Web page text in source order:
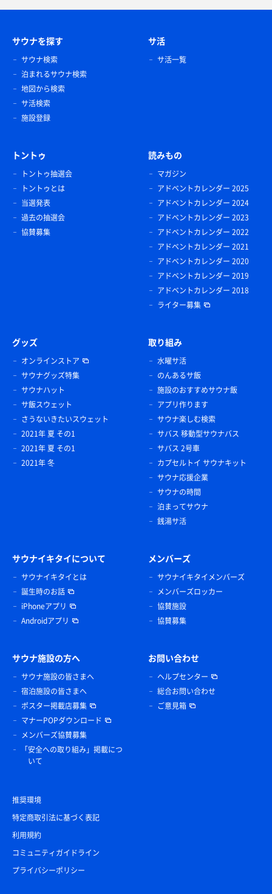
初見は二ノ丸つけ麺一択です！🍜
塩麹サムギョプサル定食
期間限定で1180円の塩麹サムギョプサル定食を食べま
した。
サウナを探す
サウナ検索
泊まれるサウナ検索
地図から検索
サ活検索
施設登録
サ活
サ活一覧
トントゥ
トントゥ抽選会
トントゥとは
当選発表
過去の抽選会
協賛募集
読みもの
マガジン
アドベントカレンダー 2025
アドベントカレンダー 2024
アドベントカレンダー 2023
アドベントカレンダー 2022
アドベントカレンダー 2021
アドベントカレンダー 2020
アドベントカレンダー 2019
アドベントカレンダー 2018
ライター募集
グッズ
オンラインストア
サウナグッズ特集
サウナハット
サ飯スウェット
さうないきたいスウェット
2021年 夏 その1
2021年 夏 その1
2021年 冬
取り組み
水曜サ活
のんあるサ飯
施設のおすすめサウナ飯
アプリ作ります
サウナ楽しむ検索
サバス 移動型サウナバス
サバス 2号車
カプセルトイ サウナキット
サウナ応援企業
サウナの時間
泊まってサウナ
銭湯サ活
サウナイキタイについて
サウナイキタイとは
誕生時のお話
iPhoneアプリ
Androidアプリ
メンバーズ
サウナイキタイメンバーズ
メンバーズロッカー
協賛施設
協賛募集
サウナ施設の方へ
サウナ施設の皆さまへ
宿泊施設の皆さまへ
ポスター掲載店募集
マナーPOPダウンロード
メンバーズ協賛募集
「安全への取り組み」掲載につ
いて
お問い合わせ
ヘルプセンター
総合お問い合わせ
ご意見箱
推奨環境
特定商取引法に基づく表記
利用規約
コミュニティガイドライン
プライバシーポリシー